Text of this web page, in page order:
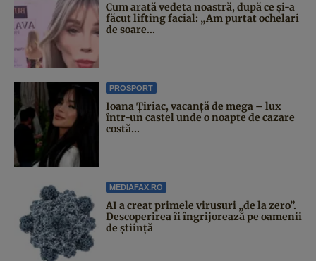
Cum arată vedeta noastră, după ce și-a
făcut lifting facial: „Am purtat ochelari
de soare...
PROSPORT
Ioana Țiriac, vacanță de mega – lux
într-un castel unde o noapte de cazare
costă...
MEDIAFAX.RO
AI a creat primele virusuri „de la zero”.
Descoperirea îi îngrijorează pe oamenii
de știință